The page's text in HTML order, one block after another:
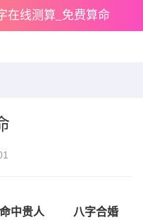
在线测算_免费算命
命中贵人 八字合婚